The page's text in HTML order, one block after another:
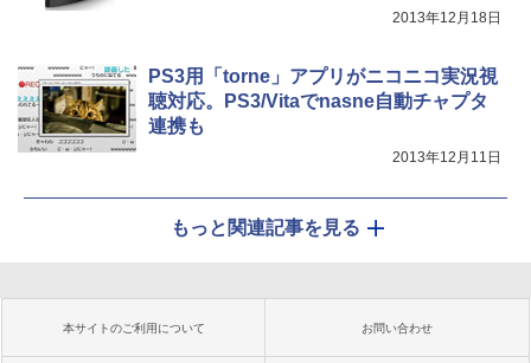
2013年12月18日
PS3用「torne」アプリがニコニコ実況視
聴対応。PS3/Vitaでnasne自動チャプタ
連携も
2013年12月11日
もっと関連記事を見る
本サイトのご利用について お問い合わせ